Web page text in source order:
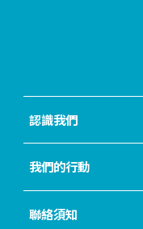
認識我們
我們的行動
聯絡須知